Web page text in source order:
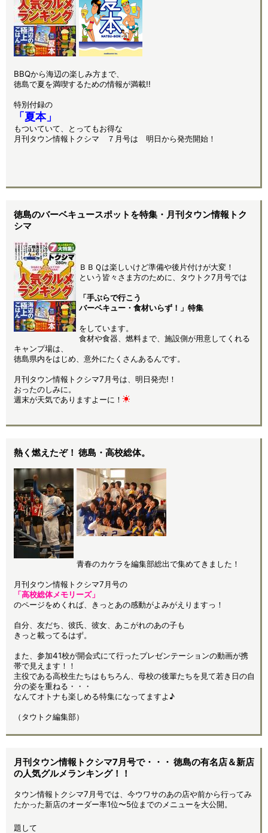
BBQから海辺の楽しみ方まで、
徳島で夏を満喫するための情報が満載!!
特別付録の
「夏本」
もついていて、とってもお得な
月刊タウン情報トクシマ ７月号は 明日から発売開始！
徳島のバーベキュースポットを特集・月刊タウン情報トク
シマ
ＢＢＱは楽しいけど準備や後片付けが大変！
という皆々さま方のために、タウトク7月号では
「手ぶらで行こう
バーベキュー・食材いらず！」特集
をしています。
食材や食器、燃料まで、施設側が用意してくれる
キャンプ場は、
徳島県内をはじめ、意外にたくさんあるんです。
月刊タウン情報トクシマ7月号は、明日発売!！
おったのしみに。
週末が天気でありますよーに！
熱く燃えたぞ！ 徳島・高校総体。
青春のカケラを編集部総出で集めてきました！
月刊タウン情報トクシマ7月号の
「高校総体メモリーズ」
のページをめくれば、きっとあの感動がよみがえりますっ！
自分、友だち、彼氏、彼女、あこがれのあの子も
きっと載ってるはず。
また、参加41校が開会式にて行ったプレゼンテーションの動画が携
帯で見えます！！
主役である高校生たちはもちろん、母校の後輩たちを見て若き日の自
分の姿を重ねる・・・
なんてオトナも楽しめる特集になってますよ♪
（タウトク編集部）
月刊タウン情報トクシマ7月号で・・・ 徳島の有名店＆新店
の人気グルメランキング！！
タウン情報トクシマ7月号では、今ウワサのあの店や前から行ってみ
たかった新店のオーダー率1位〜5位までのメニューを大公開。
題して